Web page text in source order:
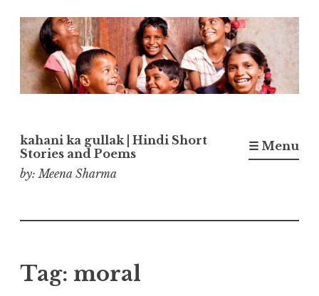
Skip
to
content
kahani ka gullak | Hindi Short
Stories and Poems
by: Meena Sharma
☰ Menu
Tag: moral